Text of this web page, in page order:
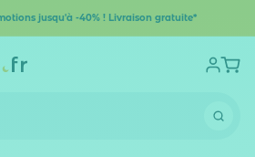
jusqu'à -40% ! Livraison gratuite*